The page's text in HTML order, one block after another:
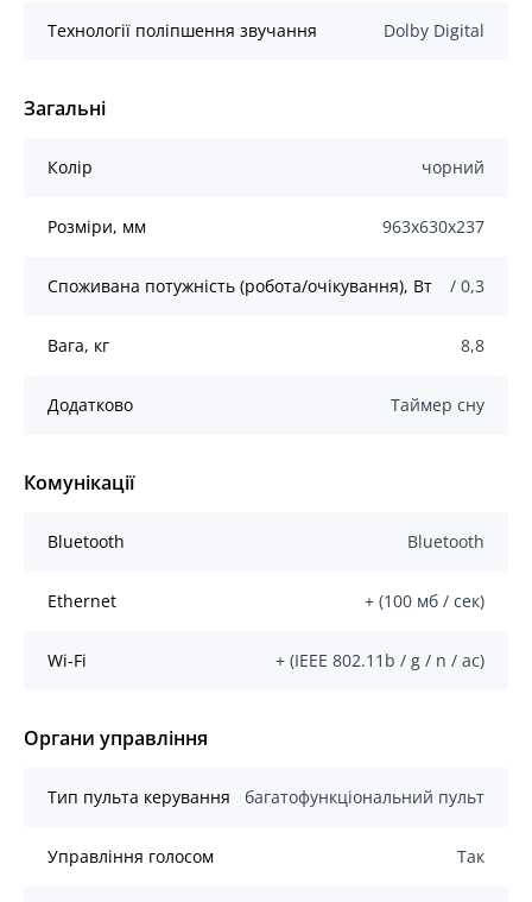
Технології поліпшення звучання Dolby Digital
Загальні
Колір чорний
Розміри, мм 963x630x237
Споживана потужність (робота/очікування), Вт / 0,3
Вага, кг 8,8
Додатково Таймер сну
Комунікації
Bluetooth Bluetooth
Ethernet + (100 мб / сек)
Wi-Fi + (IEEE 802.11b / g / n / ас)
Органи управління
Тип пульта керування багатофункціональний пульт
Управління голосом Так